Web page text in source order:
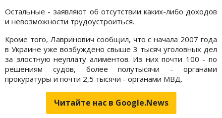
Остальные - заявляют об отсутствии каких-либо доходов
и невозможности трудоустроиться.
Кроме того, Лавринович сообщил, что с начала 2007 года
в Украине уже возбуждено свыше 3 тысяч уголовных дел
за злостную неуплату алиментов. Из них почти 100 - по
решениям судов, более полутысячи - органами
прокуратуры и почти 2,5 тысячи - органами МВД.
Читайте нас в Google.News